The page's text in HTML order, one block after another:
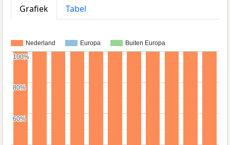
Grafiek
Tabel
Nederland Europa Buiten Europa
60%
60%
80%
80%
100%
100%